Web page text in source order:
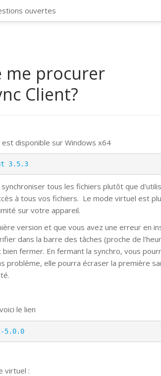
ouvertes
me procurer
Client?
disponible sur Windows x64
3.5.3
tous les fichiers plutôt que
à tous vos fichiers. Le mode virtuel est
sur votre appareil.
version et que vous avez une erreur en
dans la barre des tâches (proche de
fermer. En fermant la synchro, vous
problème, elle pourra écraser la première
le lien
5.0.0
virtuel :